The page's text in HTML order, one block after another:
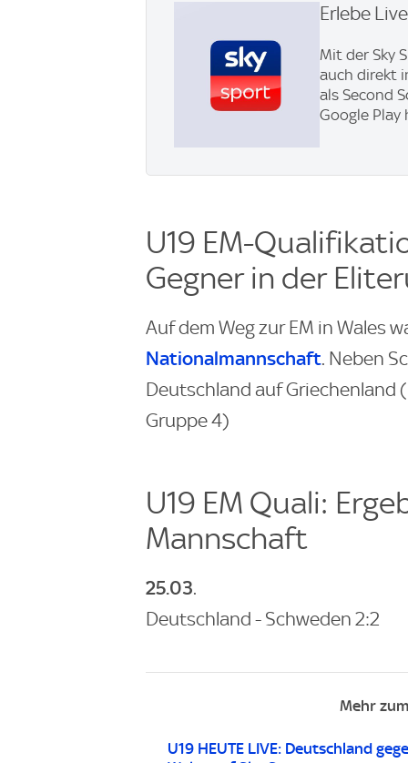
Erlebe
Mit der Sky
auch direkt
als Second
Google
U19 EM-
Gegner in der
Auf dem Weg zur EM in Wales
Nationalmannschaft. Neben
Deutschland auf Griechenland
Gruppe 4)
U19 EM Quali:
Mannschaft
25.03.
Deutschland - Schweden 2:2
Mehr
U19 HEUTE LIVE: Deutschland